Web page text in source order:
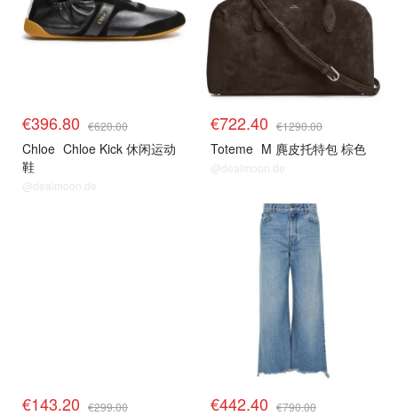
€396.80 €620.00
Chloe Chloe Kick 休闲运动
鞋
@dealmoon.de
€722.40 €1290.00
Toteme M 麂皮托特包 棕色
@dealmoon.de
€143.20 €299.00 €442.40 €790.00